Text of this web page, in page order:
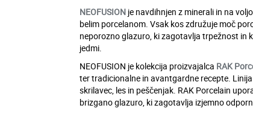
NEOFUSION je navdihnjen z minerali in na
belim porcelanom. Vsak kos združuje moč
neporozno glazuro, ki zagotavlja trpežnost in
jedmi.
NEOFUSION je kolekcija proizvajalca RAK
ter tradicionalne in avantgardne recepte.
skrilavec, les in peščenjak. RAK Porcelain
brizgano glazuro, ki zagotavlja izjemno